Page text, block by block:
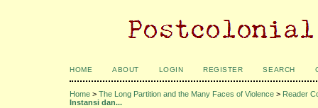
HOME ABOUT LOGIN REGISTER SEARCH
Home > The Long Partition and the Many Faces of Violence > Reader
Instansi dan...